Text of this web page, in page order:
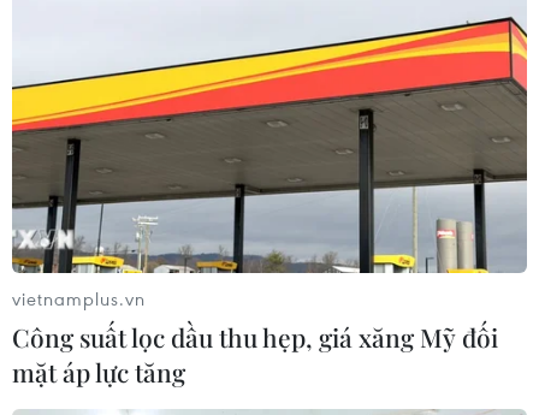
vietnamplus.vn
Công suất lọc dầu thu hẹp, giá xăng Mỹ đối
mặt áp lực tăng